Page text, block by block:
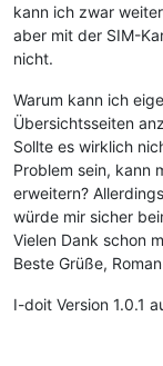
kann ich zwar
aber mit der SIM-
nicht.
Warum kann ich
Übersichtsseiten
Sollte es wirklich
Problem sein, kann
erweitern?
würde mir sicher
Vielen Dank schon
Beste Grüße, Roman
I-doit Version 1.0.1